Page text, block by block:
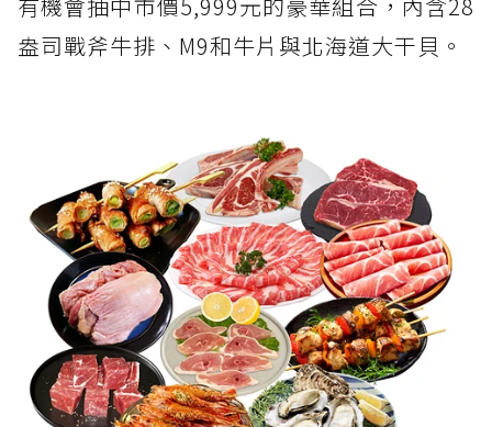
有機會抽中市價5,999元的豪華組合，內含28
盎司戰斧牛排、M9和牛片與北海道大干貝。